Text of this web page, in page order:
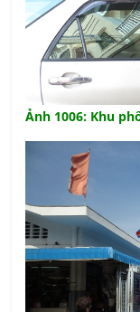
Ảnh 1006: Khu